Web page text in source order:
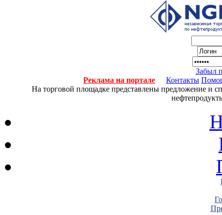
Забыл
Реклама на портале
Контакты
На торговой площадке представлены предложение и